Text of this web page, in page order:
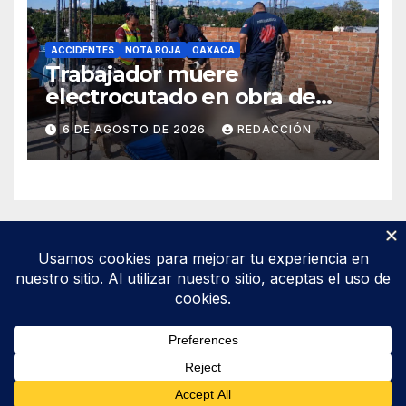
ACCIDENTES NOTA ROJA OAXACA
Trabajador muere
electrocutado en obra de
Soledad Etla; dos jóvenes
resultan gravemente
lesionados
6 DE AGOSTO DE 2026 REDACCIÓN
Funciona gracias a WordPress|Tema: Newsup de